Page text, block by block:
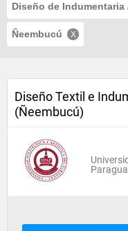
Diseño de Indumentaria
Ñeembucú
Diseño Textil e
(Ñeembucú)